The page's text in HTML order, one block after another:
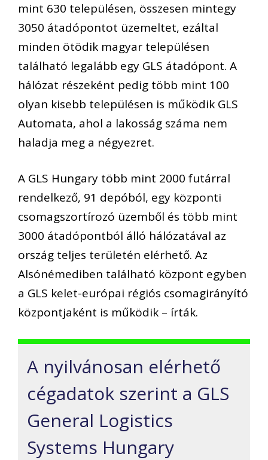
mint 630 településen, összesen mintegy
3050 átadópontot üzemeltet, ezáltal
minden ötödik magyar településen
található legalább egy GLS átadópont. A
hálózat részeként pedig több mint 100
olyan kisebb településen is működik GLS
Automata, ahol a lakosság száma nem
haladja meg a négyezret.
A GLS Hungary több mint 2000 futárral
rendelkező, 91 depóból, egy központi
csomagszortírozó üzemből és több mint
3000 átadópontból álló hálózatával az
ország teljes területén elérhető. Az
Alsónémediben található központ egyben
a GLS kelet-európai régiós csomagirányító
központjaként is működik – írták.
A nyilvánosan elérhető
cégadatok szerint a GLS
General Logistics
Systems Hungary